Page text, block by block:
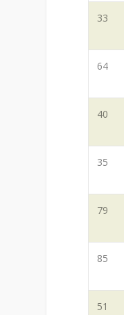
33
64
40
35
79
85
51